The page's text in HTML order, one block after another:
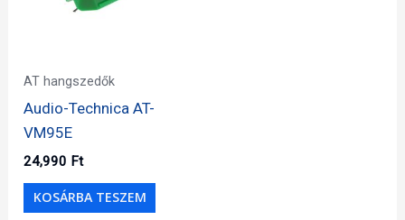
AT hangszedők
Audio-Technica AT-
VM95E
24,990 Ft
KOSÁRBA TESZEM